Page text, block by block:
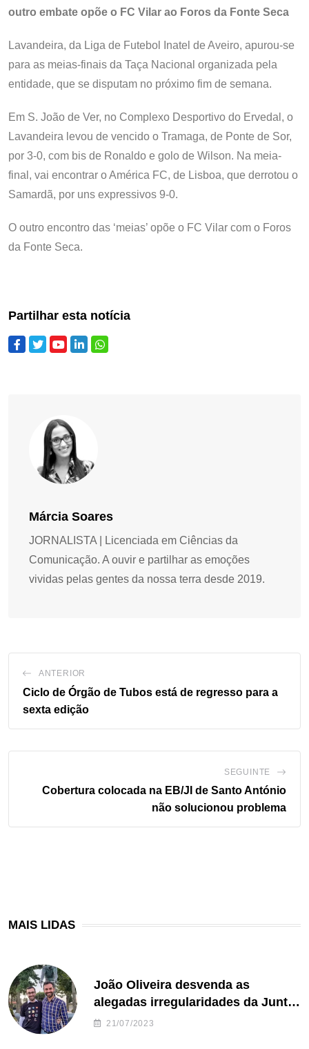
outro embate opõe o FC Vilar ao Foros da Fonte Seca
Lavandeira, da Liga de Futebol Inatel de Aveiro, apurou-se
para as meias-finais da Taça Nacional organizada pela
entidade, que se disputam no próximo fim de semana.
Em S. João de Ver, no Complexo Desportivo do Ervedal, o
Lavandeira levou de vencido o Tramaga, de Ponte de Sor,
por 3-0, com bis de Ronaldo e golo de Wilson. Na meia-
final, vai encontrar o América FC, de Lisboa, que derrotou o
Samardã, por uns expressivos 9-0.
O outro encontro das ‘meias’ opõe o FC Vilar com o Foros
da Fonte Seca.
Partilhar esta notícia
Márcia Soares
JORNALISTA | Licenciada em Ciências da
Comunicação. A ouvir e partilhar as emoções
vividas pelas gentes da nossa terra desde 2019.
ANTERIOR
Ciclo de Órgão de Tubos está de regresso para a
sexta edição
SEGUINTE
Cobertura colocada na EB/JI de Santo António
não solucionou problema
MAIS LIDAS
João Oliveira desvenda as
alegadas irregularidades da Junta
de Freguesia S. João de Ver
21/07/2023